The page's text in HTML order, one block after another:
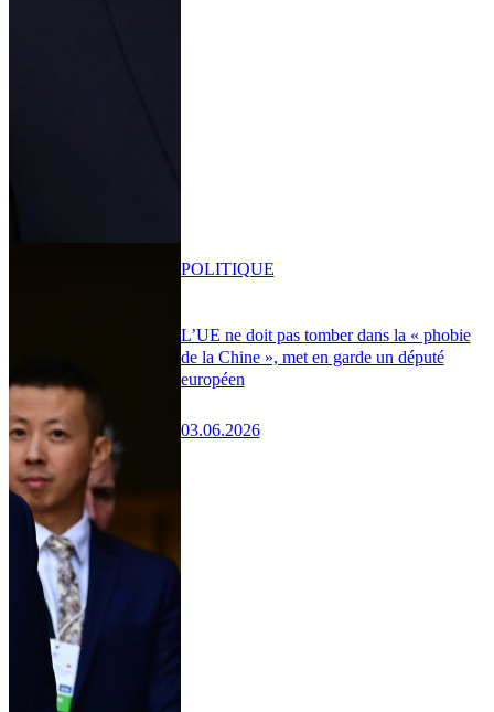
L’UE ne doit pas tomber dans la « phobie
de la Chine », met en garde un député
européen
03.06.2026
POLITIQUE